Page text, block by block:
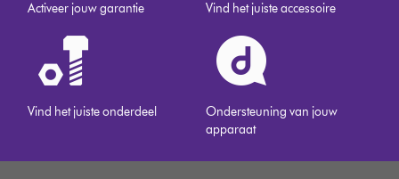
Activeer jouw garantie Vind het juiste accessoire
Vind het juiste onderdeel
Ondersteuning van jouw
apparaat